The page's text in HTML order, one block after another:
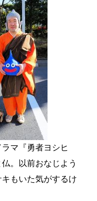
マ『勇者ヨシヒ
。以前おなじよう
もいた気がするけ